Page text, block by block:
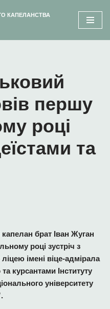
КАПЕЛАНСТВА
першу
році
та
брат Іван Жуган
році зустріч з
імені віце-адмірала
курсантами Інституту
університету